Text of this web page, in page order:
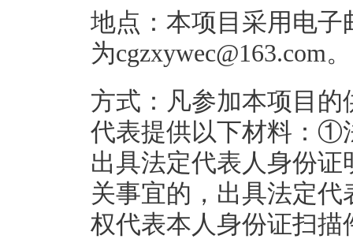
地点：本项目采用电
为cgzxywec@163.com。
方式：凡参加本项目
代表提供以下材料：①
出具法定代表人身份
关事宜的，出具法定
权代表本人身份证扫